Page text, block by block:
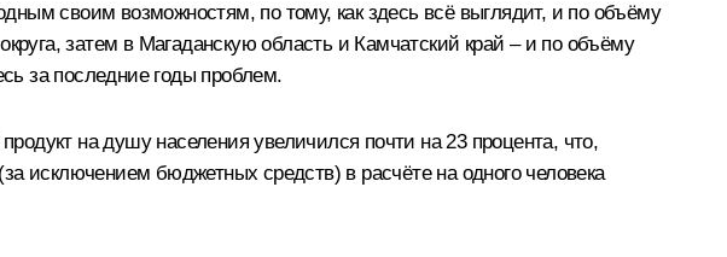
своим возможностям, по тому, как здесь всё выглядит, и по объёму
затем в Магаданскую область и Камчатский край – и по объёму
за последние годы проблем.
на душу населения увеличился почти на 23 процента, что,
исключением бюджетных средств) в расчёте на одного человека